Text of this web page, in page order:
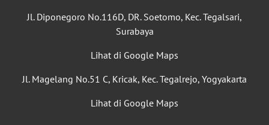
Jl. Diponegoro No.116D, DR. Soetomo, Kec. Tegalsari,
Surabaya
Lihat di Google Maps
Jl. Magelang No.51 C, Kricak, Kec. Tegalrejo, Yogyakarta
Lihat di Google Maps